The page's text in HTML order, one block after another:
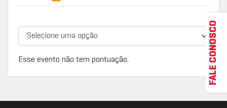
Esse evento não tem pontuação. FALE CONOSCO